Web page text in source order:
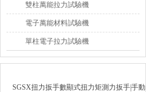
雙柱萬能拉力試驗機
電子萬能材料試驗機
單柱電子拉力試驗機
SGSX扭力扳手數顯式扭力矩測力扳手|手動